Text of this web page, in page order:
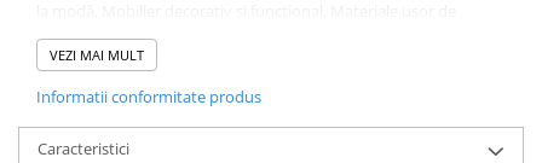
întreținut și durabile, Realizarea perfectă datorită controlului
constant al calității vinilului. Asamblare: Necesită instalare.
conformitate cu manualul de utilizare, cu reglementările și legile
statului.
VEZI MAI MULT
Informatii conformitate produs
Caracteristici